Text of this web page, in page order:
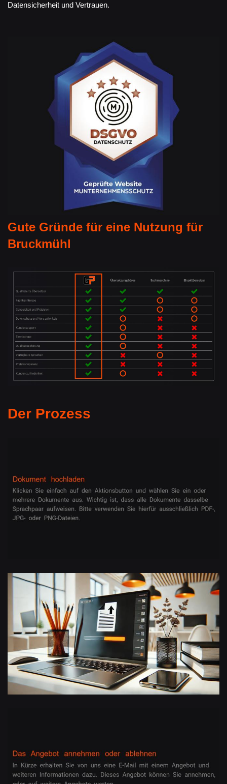
Datensicherheit und Vertrauen.
Gute Gründe für eine Nutzung für
Bruckmühl
Der Prozess